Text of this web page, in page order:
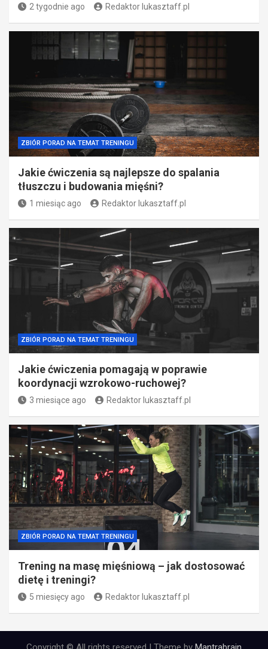
2 tygodnie ago Redaktor lukasztaff.pl
ZBIÓR PORAD NA TEMAT TRENINGU
Jakie ćwiczenia są najlepsze do spalania
tłuszczu i budowania mięśni?
1 miesiąc ago Redaktor lukasztaff.pl
ZBIÓR PORAD NA TEMAT TRENINGU
Jakie ćwiczenia pomagają w poprawie
koordynacji wzrokowo-ruchowej?
3 miesiące ago Redaktor lukasztaff.pl
ZBIÓR PORAD NA TEMAT TRENINGU
Trening na masę mięśniową – jak dostosować
dietę i treningi?
5 miesięcy ago Redaktor lukasztaff.pl